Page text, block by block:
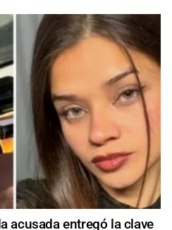
acusada entregó la clave